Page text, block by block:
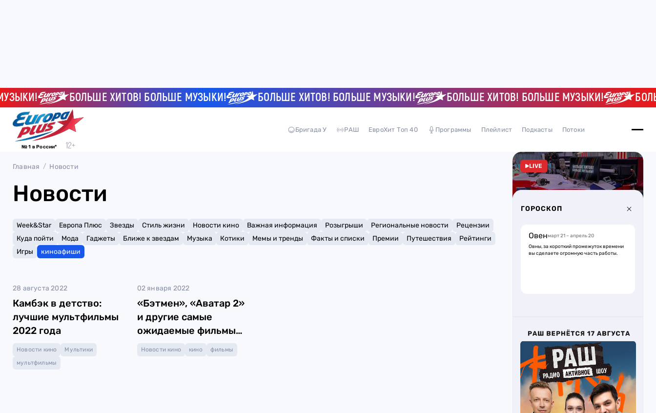
БОЛЬШЕ ХИТОВ! БОЛЬШЕ МУЗЫКИ! БОЛЬШЕ ХИТОВ! БОЛЬШЕ МУЗЫКИ! БОЛЬШЕ ХИТОВ! БОЛЬШЕ МУЗЫКИ!
№ 1 в России*
Бригада У РАШ ЕвроХит Топ 40 Программы Плейлист Подкасты Потоки
Главная Новости
Новости
Week&Star Европа Плюс Звезды Стиль жизни Новости кино Важная информация Розыгрыши Региональные новости
Рецензии
Куда пойти
Мода Гаджеты Ближе к звездам Музыка Котики Мемы и тренды Факты и списки Премии Путешествия
Рейтинги
Игры
киноафиши
28 августа 2022
Камбэк в детство:
лучшие мультфильмы
2022 года
Новости кино
Мультики
мультфильмы
02 января 2022
«Бэтмен», «Аватар 2»
и другие самые
ожидаемые фильмы
2022 года
Новости кино кино фильмы
LIVE
ГОРОСКОП
Овенмарт 21 – апрель 20
Овны, за короткий промежуток времени
вы сделаете огромную часть работы.